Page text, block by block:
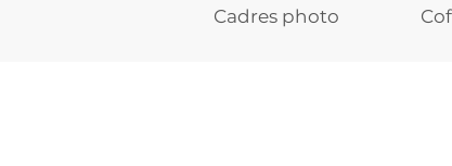
Cadres photo